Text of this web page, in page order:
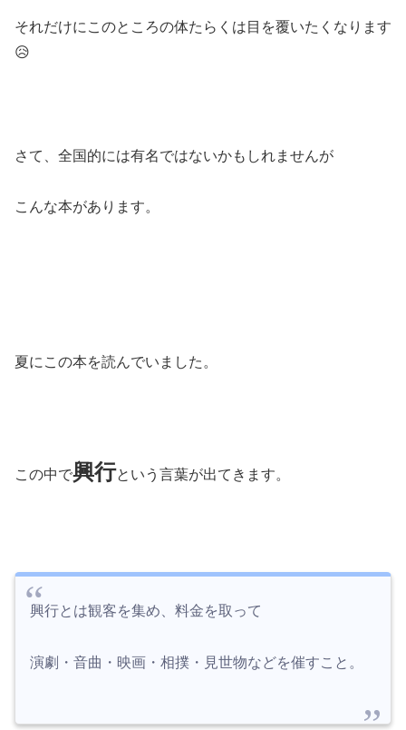
それだけにこのところの体たらくは目を覆いたくなります
😥
さて、全国的には有名ではないかもしれませんが
こんな本があります。
夏にこの本を読んでいました。
この中で興行という言葉が出てきます。
興行とは観客を集め、料金を取って
演劇・音曲・映画・相撲・見世物などを催すこと。